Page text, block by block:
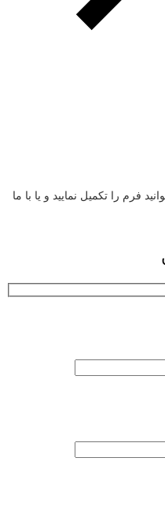
فرم را تکمیل نمایید و یا با ما